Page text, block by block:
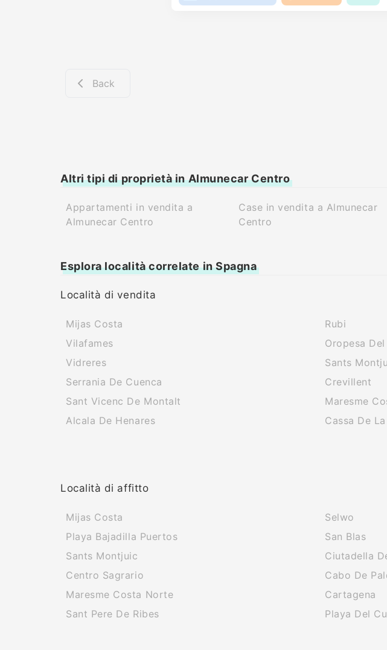
Back
Altri tipi di proprietà in Almunecar Centro
Appartamenti in vendita a
Almunecar Centro
Case in vendita a Almunecar
Centro
Esplora località correlate in Spagna
Località di vendita
Mijas Costa
Vilafames
Vidreres
Serrania De Cuenca
Sant Vicenc De Montalt
Alcala De Henares
Rubi
Oropesa
Sants
Crevillent
Maresme
Cassa De
Località di affitto
Mijas Costa
Playa Bajadilla Puertos
Sants Montjuic
Centro Sagrario
Maresme Costa Norte
Sant Pere De Ribes
Selwo
San Blas
Ciutadella
Cabo De
Cartagena
Playa Del